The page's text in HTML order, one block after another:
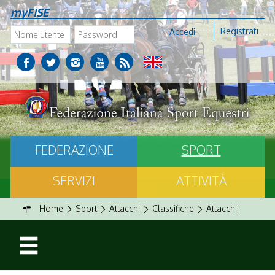
myFISE
Accedi Registrati
FEDERAZIONE
SPORT
SERVIZI
ATTIVITÀ
Home Sport Attacchi Classifiche Attacchi